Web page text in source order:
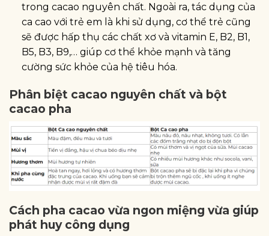
trong cacao nguyên chất. Ngoài ra, tác dụng của
ca cao với trẻ em là khi sử dụng, cơ thể trẻ cũng
sẽ được hấp thụ các chất xơ và vitamin E, B2, B1,
B5, B3, B9,… giúp cơ thể khỏe mạnh và tăng
cường sức khỏe của hệ tiêu hóa.
Phân biệt cacao nguyên chất và bột
cacao pha
Cách pha cacao vừa ngon miệng vừa giúp
phát huy công dụng